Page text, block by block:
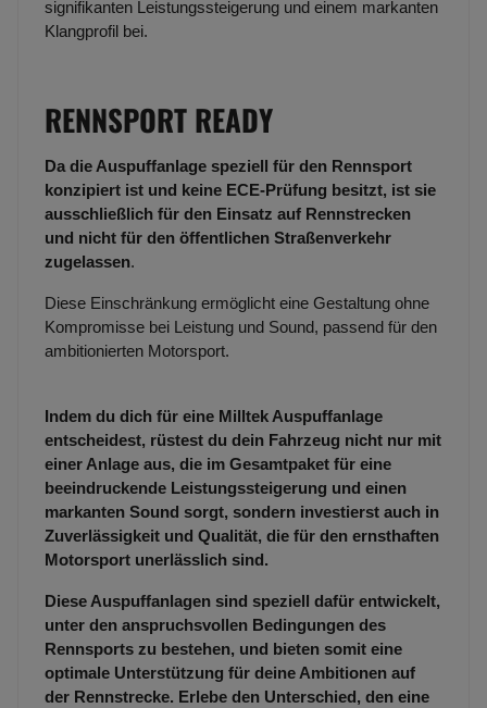
signifikanten Leistungssteigerung und einem markanten
Klangprofil bei.
RENNSPORT READY
Da die Auspuffanlage speziell für den Rennsport
konzipiert ist und keine ECE-Prüfung besitzt, ist sie
ausschließlich für den Einsatz auf Rennstrecken
und nicht für den öffentlichen Straßenverkehr
zugelassen.
Diese Einschränkung ermöglicht eine Gestaltung ohne
Kompromisse bei Leistung und Sound, passend für den
ambitionierten Motorsport.
Indem du dich für eine Milltek Auspuffanlage
entscheidest, rüstest du dein Fahrzeug nicht nur mit
einer Anlage aus, die im Gesamtpaket für eine
beeindruckende Leistungssteigerung und einen
markanten Sound sorgt, sondern investierst auch in
Zuverlässigkeit und Qualität, die für den ernsthaften
Motorsport unerlässlich sind.
Diese Auspuffanlagen sind speziell dafür entwickelt,
unter den anspruchsvollen Bedingungen des
Rennsports zu bestehen, und bieten somit eine
optimale Unterstützung für deine Ambitionen auf
der Rennstrecke. Erlebe den Unterschied, den eine